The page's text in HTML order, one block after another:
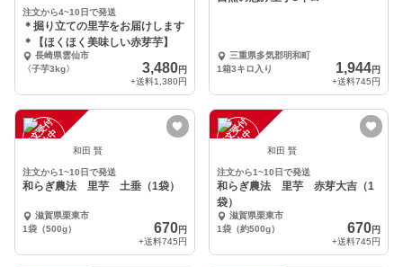
注文から4~10日で発送
＊掘り立ての里芋をお届けします
＊【ほくほく美味しい赤芽芋】
長崎県雲仙市
〈子芋3kg〉
3,480円
+送料1,380円
三重県多気郡明和町
1箱3キロ入り
1,944円
+送料745円
注
文
受
付
停
止
中 和田 賢
注文から1~10日で発送
和らぎ農法 里芋 土垂（1袋）
滋賀県栗東市
1袋（500g）
670円
+送料745円
注
文
受
付
停
止
中 和田 賢
注文から1~10日で発送
和らぎ農法 里芋 赤芽大吉（1
袋）
滋賀県栗東市
1袋（約500g）
670円
+送料745円